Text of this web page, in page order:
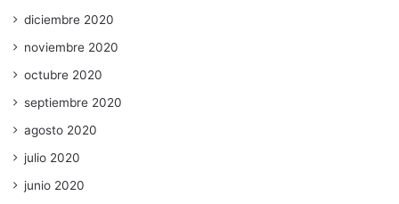
diciembre 2020
noviembre 2020
octubre 2020
septiembre 2020
agosto 2020
julio 2020
junio 2020